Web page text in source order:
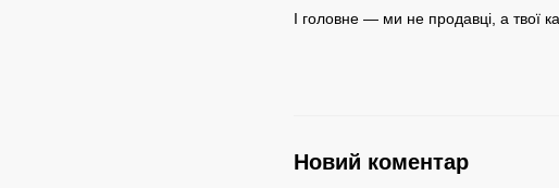
І головне — ми не продавці, а твої
Новий коментар